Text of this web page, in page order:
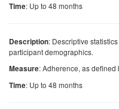
Time: Up to 48 months
Description: Descriptive
participant demographics.
Measure: Adherence, as defined
Time: Up to 48 months